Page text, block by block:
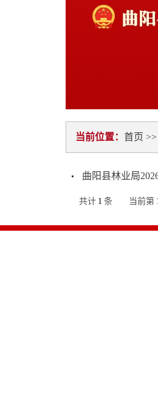
当前位置： 首页
曲阳县林业局
共计 1 条 当前第